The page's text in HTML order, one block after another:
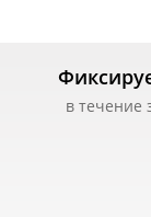
в течение